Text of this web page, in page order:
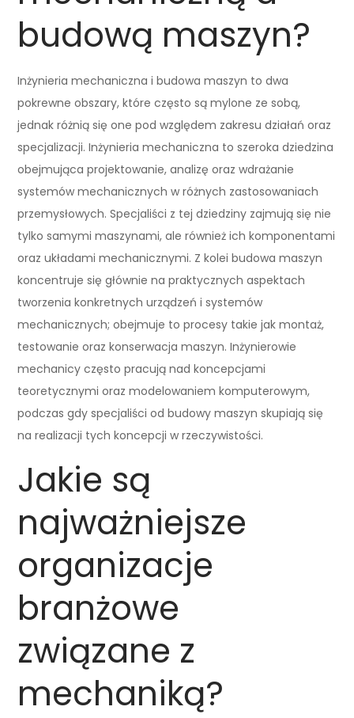
budową maszyn?
Inżynieria mechaniczna i budowa maszyn to dwa
pokrewne obszary, które często są mylone ze sobą,
jednak różnią się one pod względem zakresu działań oraz
specjalizacji. Inżynieria mechaniczna to szeroka dziedzina
obejmująca projektowanie, analizę oraz wdrażanie
systemów mechanicznych w różnych zastosowaniach
przemysłowych. Specjaliści z tej dziedziny zajmują się nie
tylko samymi maszynami, ale również ich komponentami
oraz układami mechanicznymi. Z kolei budowa maszyn
koncentruje się głównie na praktycznych aspektach
tworzenia konkretnych urządzeń i systemów
mechanicznych; obejmuje to procesy takie jak montaż,
testowanie oraz konserwacja maszyn. Inżynierowie
mechanicy często pracują nad koncepcjami
teoretycznymi oraz modelowaniem komputerowym,
podczas gdy specjaliści od budowy maszyn skupiają się
na realizacji tych koncepcji w rzeczywistości.
Jakie są
najważniejsze
organizacje
branżowe
związane z
mechaniką?